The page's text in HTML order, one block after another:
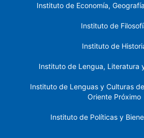
Instituto de Economía,
Instituto de
Instituto de
Instituto de Lengua, Literatura
Instituto de Lenguas y Culturas
Oriente Próximo
Instituto de Políticas y